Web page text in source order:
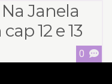
Janela
12 e 13
0